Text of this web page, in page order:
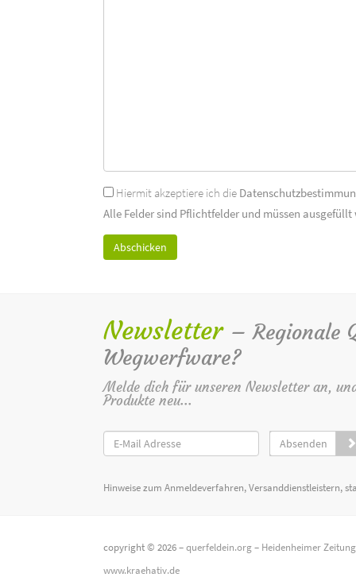
Hiermit akzeptiere ich die
Alle Felder sind Pflichtfelder und müssen ausgefüllt
Newsletter – Regionale
Wegwerfware?
Melde dich für unseren Newsletter an,
Produkte neu...
Absenden
Hinweise zum Anmeldeverfahren, Versanddienstleistern,
copyright © 2026 –querfeldein.org– Heidenheimer
www.kraehativ.de